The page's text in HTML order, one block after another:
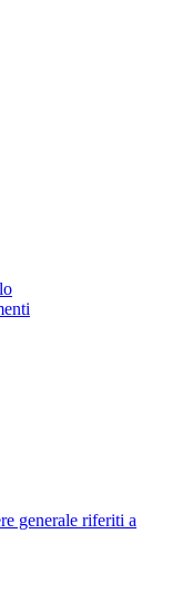
generale riferiti a